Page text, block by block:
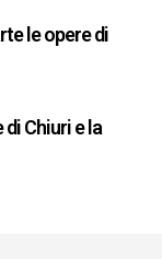
le opere di
Chiuri e la